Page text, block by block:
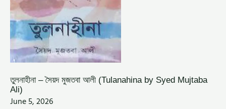
তুলনাহীনা – সৈয়দ মুজতবা আলী (Tulanahina by Syed Mujtaba
Ali)
June 5, 2026